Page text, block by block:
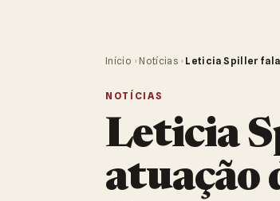
Início › Notícias › Leticia Spiller fala
NOTÍCIAS
Leticia
atuação